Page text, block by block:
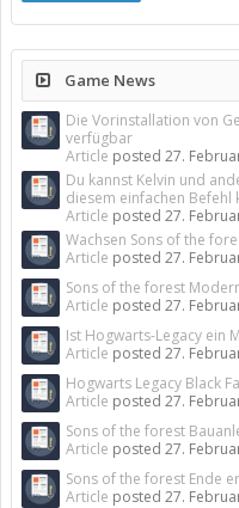
Game News
Die Vorinstallation von
verfügbar
Article posted 27.
Du kannst Kelvin und
diesem einfachen Befehl
Article posted 27.
Wachsen Sons of the
Article posted 27.
Sons of the forest
Article posted 27.
Ist Hogwarts-Legacy ein
Article posted 27.
Hogwarts Legacy Black
Article posted 27.
Sons of the forest
Article posted 27.
Sons of the forest Ende
Article posted 27.